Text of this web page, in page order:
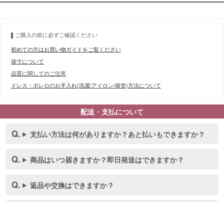
ご購入の前に必ずご確認ください
初めての方はお買い物ガイドをご覧ください
採寸について
品質に関してのご注意
ドレス・ボレロのお手入れ(洗濯/アイロン/保管)方法について
配送・支払について
支払い方法は何がありますか？あと払いもできますか？
商品はいつ届きますか？即日発送はできますか？
返品や交換はできますか？